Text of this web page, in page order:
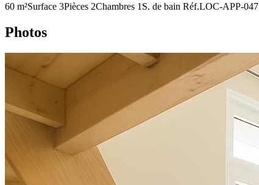
60 m²Surface 3Pièces 2Chambres 1 S. de bain Réf.LOC-APP-047
Photos